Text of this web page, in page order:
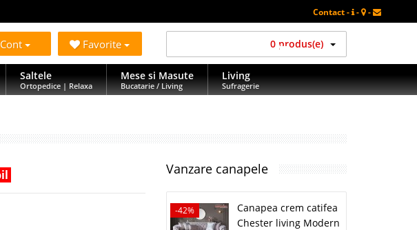
Contact - - -
Favorite 0 produs(e)
Saltele
Ortopedice | Relaxa
Mese si Masute
Bucatarie / Living
Living
Sufragerie
Vanzare canapele
-42%
Canapea crem catifea
Chester living Modern